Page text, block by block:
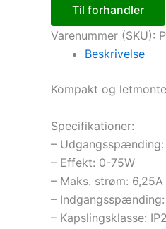
Til forhandler
Varenummer (SKU):
Beskrivelse
Kompakt og
Specifikationer:
– Udgangsspænding:
– Effekt: 0-75W
– Maks. strøm: 6,25A
–
– Kapslingsklasse: